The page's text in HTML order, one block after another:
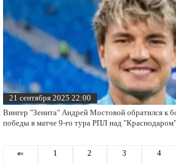
21 сентября 2025 22:00
Вингер "Зенита" Андрей Мостовой обратился к
победы в матче 9-го тура РПЛ над
⇐ 1 2 3 4